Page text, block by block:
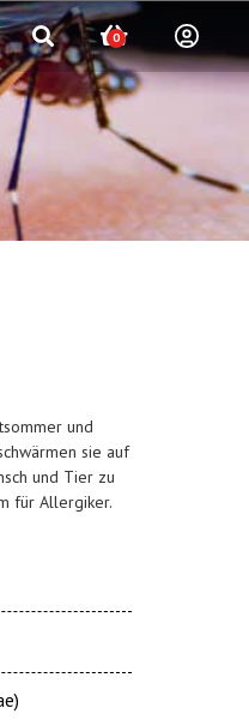
0
und
sie auf
und Tier zu
für Allergiker.